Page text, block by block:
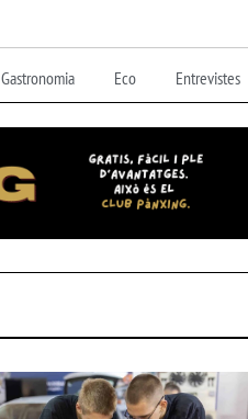
Gastronomia Eco Entrevistes